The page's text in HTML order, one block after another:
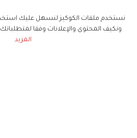
نستخدم ملفات الكوكيز لنسهل عليك
ونكيف المحتوى والإعلانات وفقا
المزيد